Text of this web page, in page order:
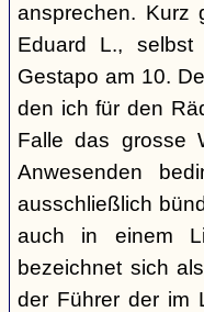
ansprechen. Kurz
Eduard L.,
Gestapo am 10.
den ich für den
Falle das grosse
Anwesenden
ausschließlich
auch in einem
bezeichnet sich
der Führer der im